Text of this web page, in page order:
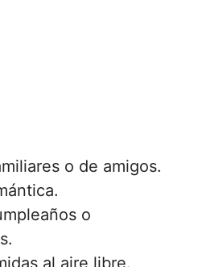
o de amigos.
o
al aire libre.